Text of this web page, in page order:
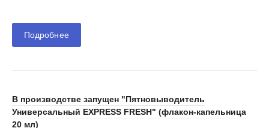
Подробнее
В производстве запущен "Пятновыводитель
Универсальный EXPRESS FRESH" (флакон-капельница
20 мл)